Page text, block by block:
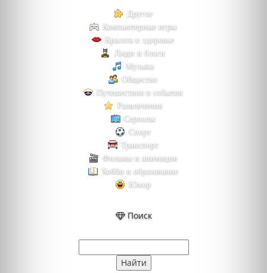
Другое
Компьютерные игры
Красота и здоровье
Люди и блоги
Музыка
Общество
Путешествия и события
Развлечения
Сериалы
Спорт
Транспорт
Фильмы и анимация
Хобби и образование
Юмор
Поиск